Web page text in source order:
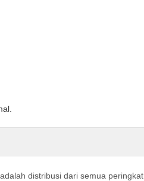
distribusi dari semua peringkat